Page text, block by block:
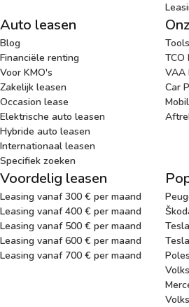
Auto leasen
Blog
Financiële renting
Voor KMO's
Zakelijk leasen
Occasion lease
Elektrische auto leasen
Hybride auto leasen
Internationaal leasen
Specifiek zoeken
Tools
TCO
VAA
Car
Voordelig leasen
Leasing vanaf 300 € per maand
Leasing vanaf 400 € per maand
Leasing vanaf 500 € per maand
Leasing vanaf 600 € per maand
Leasing vanaf 700 € per maand